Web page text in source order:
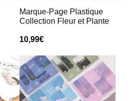
Marque-Page Plastique
Collection Fleur et Plante
10,99€